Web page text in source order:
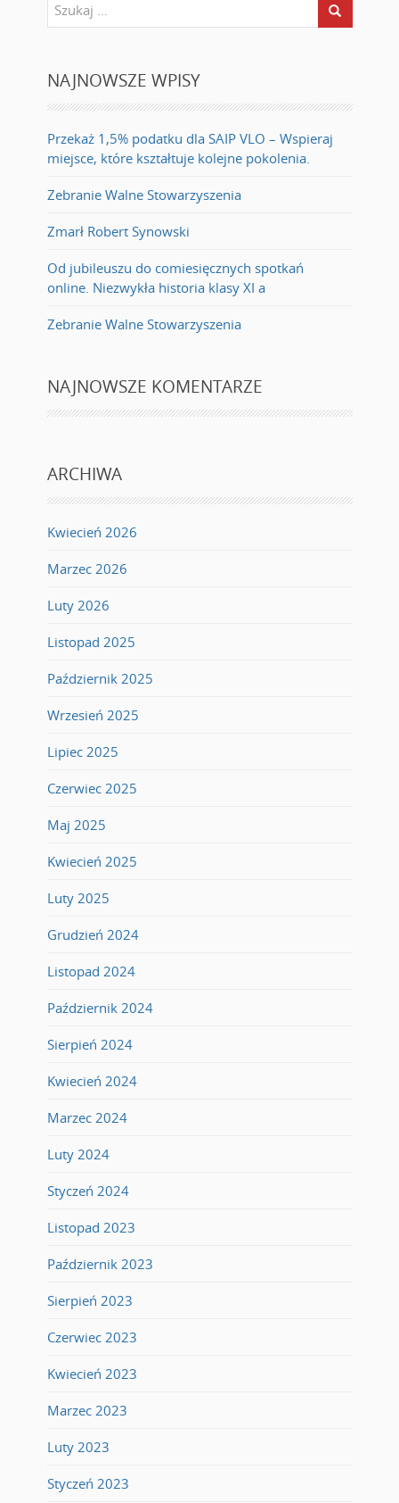
NAJNOWSZE WPISY
Przekaż 1,5% podatku dla SAIP VLO – Wspieraj
miejsce, które kształtuje kolejne pokolenia.
Zebranie Walne Stowarzyszenia
Zmarł Robert Synowski
Od jubileuszu do comiesięcznych spotkań
online. Niezwykła historia klasy XI a
Zebranie Walne Stowarzyszenia
NAJNOWSZE KOMENTARZE
ARCHIWA
Kwiecień 2026
Marzec 2026
Luty 2026
Listopad 2025
Październik 2025
Wrzesień 2025
Lipiec 2025
Czerwiec 2025
Maj 2025
Kwiecień 2025
Luty 2025
Grudzień 2024
Listopad 2024
Październik 2024
Sierpień 2024
Kwiecień 2024
Marzec 2024
Luty 2024
Styczeń 2024
Listopad 2023
Październik 2023
Sierpień 2023
Czerwiec 2023
Kwiecień 2023
Marzec 2023
Luty 2023
Styczeń 2023